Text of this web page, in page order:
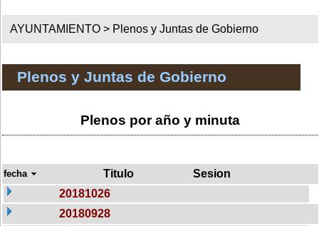
AYUNTAMIENTO > Plenos y Juntas de Gobierno
Plenos y Juntas de Gobierno
Plenos por año y minuta
fecha Titulo
Sesion
20181026
20180928